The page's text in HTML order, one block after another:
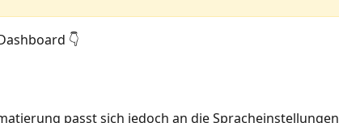
👇
passt sich jedoch an die Spracheinstellungen